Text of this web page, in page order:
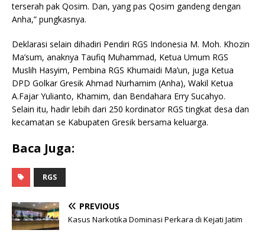
terserah pak Qosim. Dan, yang pas Qosim gandeng dengan
Anha,” pungkasnya.
Deklarasi selain dihadiri Pendiri RGS Indonesia M. Moh. Khozin
Ma’sum, anaknya Taufiq Muhammad, Ketua Umum RGS
Muslih Hasyim, Pembina RGS Khumaidi Ma’un, juga Ketua
DPD Golkar Gresik Ahmad Nurhamim (Anha), Wakil Ketua
A.Fajar Yulianto, Khamim, dan Bendahara Erry Sucahyo.
Selain itu, hadir lebih dari 250 kordinator RGS tingkat desa dan
kecamatan se Kabupaten Gresik bersama keluarga.
Baca Juga:
RGS
PREVIOUS
Kasus Narkotika Dominasi Perkara di Kejati Jatim